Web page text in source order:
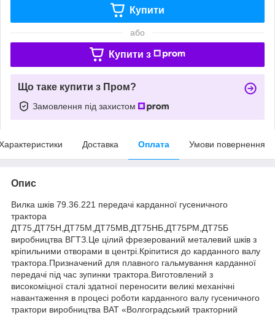
Купити
або
Купити з
Що таке купити з Пром?
Замовлення під захистом
Доставка Оплата Умови повернення
Опис
Вилка шків 79.36.221 передачі карданної гусеничного
трактора
ДТ75,ДТ75Н,ДТ75М,ДТ75МВ,ДТ75НБ,ДТ75РМ,ДТ75Б
виробництва ВГТЗ.Це цілий фрезерований металевий шків з
кріпильними отворами в центрі.Кріпитися до карданного валу
трактора.Призначений для плавного гальмування карданної
передачі під час зупинки трактора.Виготовлений з
високоміцної сталі здатної переносити великі механічні
навантаження в процесі роботи карданного валу гусеничного
трактори виробництва ВАТ «Волгоградський тракторний